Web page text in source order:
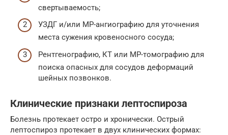
свертываемость;
УЗДГ и/или МР-ангиографию для уточнения
места сужения кровеносного сосуда;
Рентгенографию, КТ или МР-томографию для
поиска опасных для сосудов деформаций
шейных позвонков.
Клинические признаки лептоспироза
Болезнь протекает остро и хронически. Острый
лептоспироз протекает в двух клинических формах: